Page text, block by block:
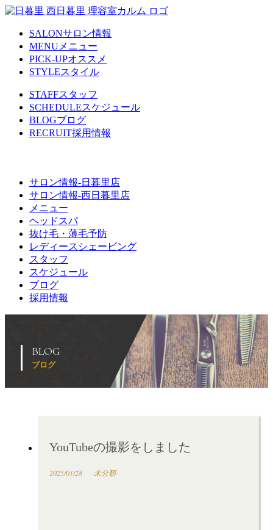
SALONサロン情報
MENU メニュー
PICK-UPオススメ
STYLEスタイル
STAFFスタッフ
SCHEDULEスケジュール
BLOGブログ
RECRUIT採用情報
サロン情報-日暮里店
サロン情報-西日暮里店
メニュー
ヘッドスパ
抜け毛・薄毛予防
レディースシェービング
スタッフ
スケジュール
ブログ
採用情報
BLOG
ブログ
YouTubeの撮影をしました
2025/01/28 -未分類-